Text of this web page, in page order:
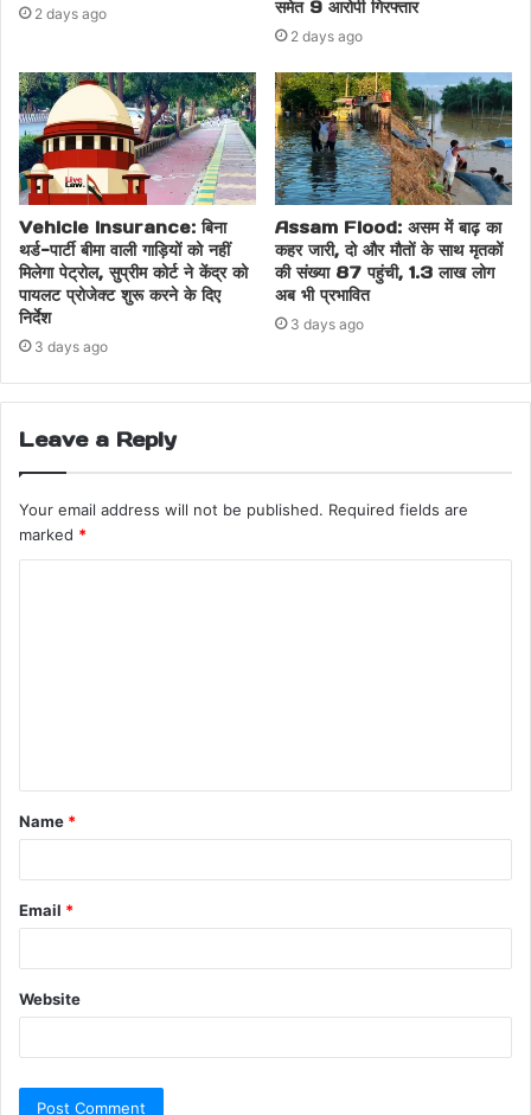
2 days ago समेत 9 आरोपी गिरफ्तार
2 days ago
Vehicle Insurance: बिना
थर्ड-पार्टी बीमा वाली गाड़ियों को नहीं
मिलेगा पेट्रोल, सुप्रीम कोर्ट ने केंद्र को
पायलट प्रोजेक्ट शुरू करने के दिए
निर्देश
3 days ago
Assam Flood: असम में बाढ़ का
कहर जारी, दो और मौतों के साथ मृतकों
की संख्या 87 पहुंची, 1.3 लाख लोग
अब भी प्रभावित
3 days ago
Leave a Reply
Your email address will not be published. Required fields are
marked *
Name *
Email *
Website